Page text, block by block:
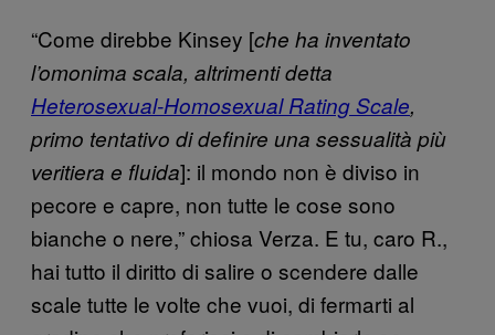
“Come direbbe Kinsey [che ha inventato
l’omonima scala, altrimenti detta
Heterosexual-Homosexual Rating Scale,
primo tentativo di definire una sessualità più
veritiera e fluida]: il mondo non è diviso in
pecore e capre, non tutte le cose sono
bianche o nere,” chiosa Verza. E tu, caro R.,
hai tutto il diritto di salire o scendere dalle
scale tutte le volte che vuoi, di fermarti al